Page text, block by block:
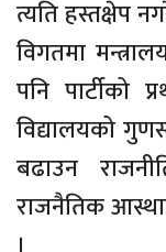
त्यति हस्तक्षेप
विगतमा
पनि पार्टीको
विद्यालयको
बढाउन
राजनैतिक